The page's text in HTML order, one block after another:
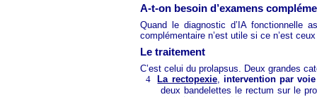
A-t-on besoin d’examens
Quand le diagnostic d’IA fonctionnelle
complémentaire n’est utile si ce n’est
Le traitement
C’est celui du prolapsus. Deux grandes
4
La rectopexie, intervention par
deux bandelettes le rectum sur le